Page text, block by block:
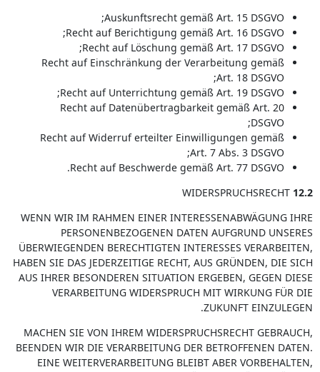
Auskunftsrecht gemäß Art. 15 DSGVO;
Recht auf Berichtigung gemäß Art. 16 DSGVO;
Recht auf Löschung gemäß Art. 17 DSGVO;
Recht auf Einschränkung der Verarbeitung gemäß
Art. 18 DSGVO;
Recht auf Unterrichtung gemäß Art. 19 DSGVO;
Recht auf Datenübertragbarkeit gemäß Art. 20
DSGVO;
Recht auf Widerruf erteilter Einwilligungen gemäß
Art. 7 Abs. 3 DSGVO;
Recht auf Beschwerde gemäß Art. 77 DSGVO.
12.2
WIDERSPRUCHSRECHT
WENN WIR IM RAHMEN EINER INTERESSENABWÄGUNG IHRE
PERSONENBEZOGENEN DATEN AUFGRUND UNSERES
ÜBERWIEGENDEN BERECHTIGTEN INTERESSES VERARBEITEN,
HABEN SIE DAS JEDERZEITIGE RECHT, AUS GRÜNDEN, DIE SICH
AUS IHRER BESONDEREN SITUATION ERGEBEN, GEGEN DIESE
VERARBEITUNG WIDERSPRUCH MIT WIRKUNG FÜR DIE
ZUKUNFT EINZULEGEN.
MACHEN SIE VON IHREM WIDERSPRUCHSRECHT GEBRAUCH,
BEENDEN WIR DIE VERARBEITUNG DER BETROFFENEN DATEN.
EINE WEITERVERARBEITUNG BLEIBT ABER VORBEHALTEN,